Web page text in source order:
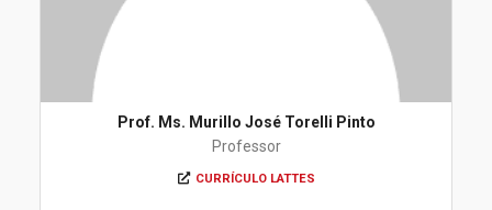
Prof. Ms. Murillo José Torelli Pinto
Professor
CURRÍCULO LATTES